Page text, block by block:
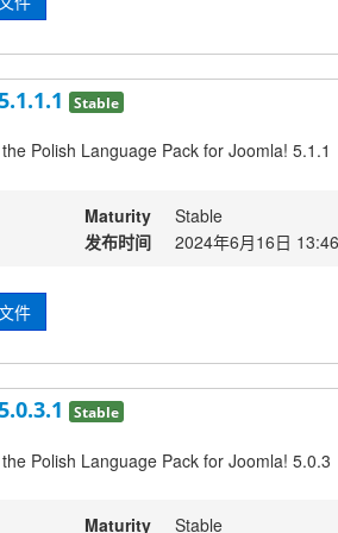
Stable
Polish Language Pack for Joomla! 5.1.1
Maturity
Stable
发布时间
2024年6月16日
件
Stable
Polish Language Pack for Joomla! 5.0.3
Maturity
Stable